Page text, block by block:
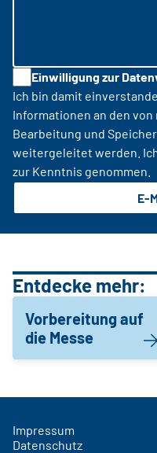
Einwilligung zur
Ich bin damit
Informationen an den
Bearbeitung und
weitergeleitet werden.
zur Kenntnis genommen.
E-
Entdecke mehr:
Vorbereitung auf
die Messe
Impressum
Datenschutz